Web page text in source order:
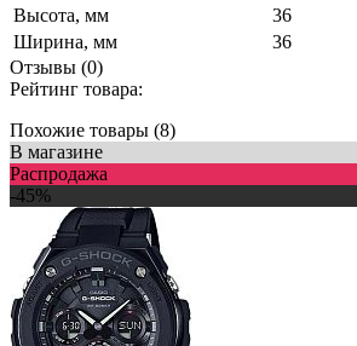
Высота, мм
36
Ширина, мм
36
Отзывы (0)
Рейтинг товара:
Похожие товары (8)
В магазине
Распродажа
-45%